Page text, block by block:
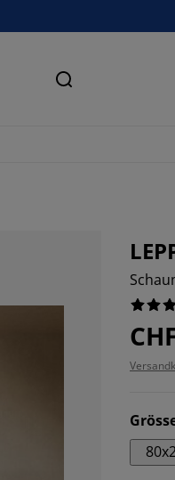
Suchen
42.857142857142854%
7.142857142857142%
7.142857142857142%